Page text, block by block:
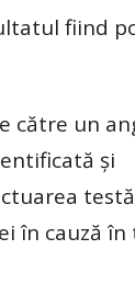
fiind
către un
și
în cauză în